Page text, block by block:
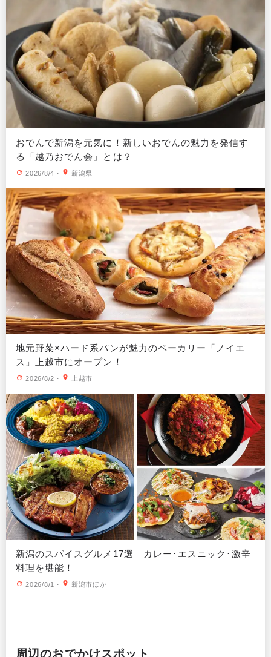
おでんで新潟を元気に！新しいおでんの魅力を発信す
る「越乃おでん会」とは？
2026/8/4 ・ 新潟県
地元野菜×ハード系パンが魅力のベーカリー「ノイエ
ス」上越市にオープン！
2026/8/2 ・ 上越市
新潟のスパイスグルメ17選 カレー･エスニック･激辛
料理を堪能！
2026/8/1 ・ 新潟市ほか
周辺のおでかけスポット